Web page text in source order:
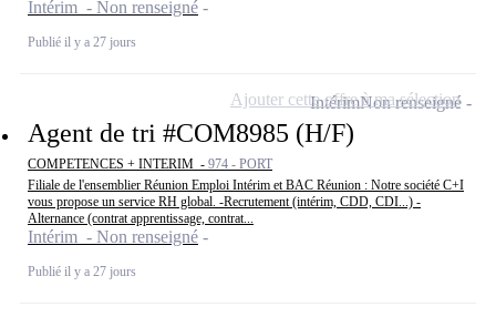
Intérim - Non renseigné
Publié il y a 27 jours
Agent de tri #COM8985 (H/F)
COMPETENCES + INTERIM - 974 - PORT
Filiale de l'ensemblier Réunion Emploi Intérim et BAC Réunion : Notre société C+I
vous propose un service RH global. -Recrutement (intérim, CDD, CDI...) -
Alternance (contrat apprentissage, contrat...
Intérim - Non renseigné
Publié il y a 27 jours
IntérimNon renseigné
Ajouter cette offre à ma sélection